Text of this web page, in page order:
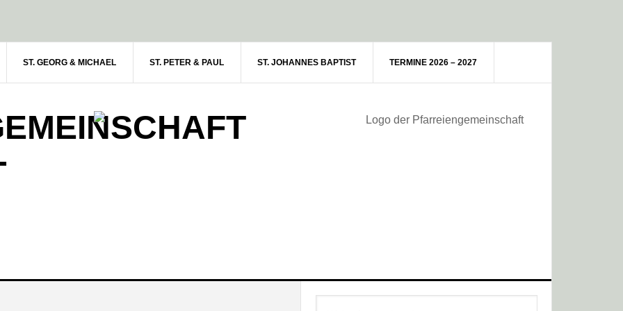
ST. GEORG & MICHAEL ST. PETER & PAUL ST. JOHANNES BAPTIST TERMINE 2026 – 2027
Haupt-